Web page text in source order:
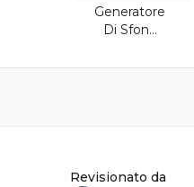
Generatore
Di Sfon...
Revisionato da